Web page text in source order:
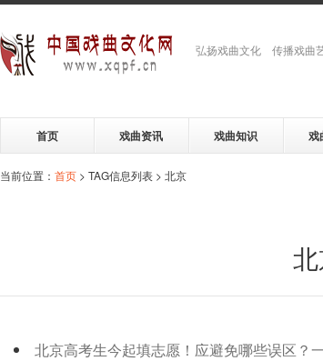
弘扬戏曲文化 传播戏曲
首页 戏曲资讯 戏曲知识 戏
当前位置： 首页 > TAG信息列表 > 北京
北京高考生今起填志愿！应避免哪些误区？